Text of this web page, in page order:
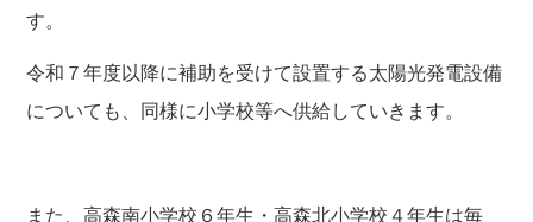
す。
令和７年度以降に補助を受けて設置する太陽光発電設備
についても、同様に小学校等へ供給していきます。
また、高森南小学校６年生・高森北小学校４年生は毎